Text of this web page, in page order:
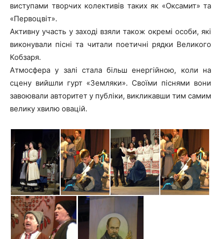
виступами творчих колективів таких як «Оксамит» та
«Первоцвіт».
Активну участь у заході взяли також окремі особи, які
виконували пісні та читали поетичні рядки Великого
Кобзаря.
Атмосфера у залі стала більш енергійною, коли на
сцену вийшли гурт «Земляки». Своїми піснями вони
завоювали авторитет у публіки, викликавши тим самим
велику хвилю овацій.